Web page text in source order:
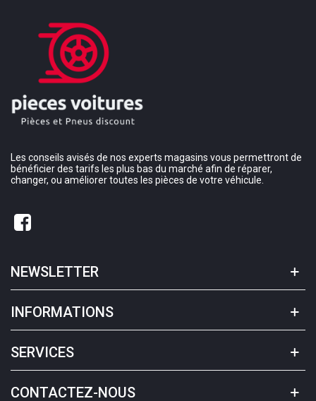
Les conseils avisés de nos experts magasins vous permettront de
bénéficier des tarifs les plus bas du marché afin de réparer,
changer, ou améliorer toutes les pièces de votre véhicule.
NEWSLETTER
INFORMATIONS
SERVICES
CONTACTEZ-NOUS